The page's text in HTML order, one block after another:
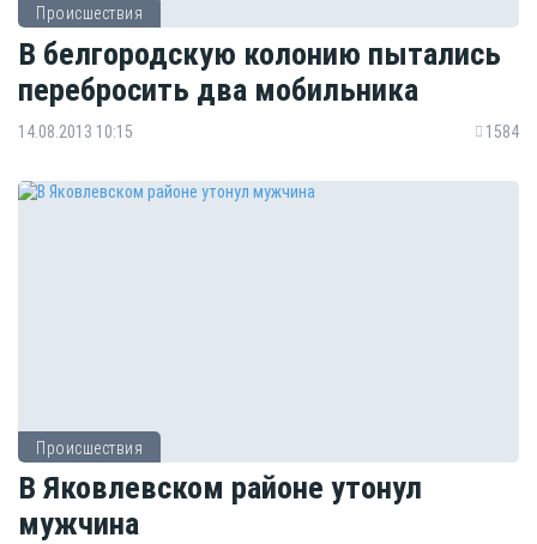
Происшествия
В белгородскую колонию пытались
перебросить два мобильника
14.08.2013 10:15 1584
Происшествия
В Яковлевском районе утонул
мужчина